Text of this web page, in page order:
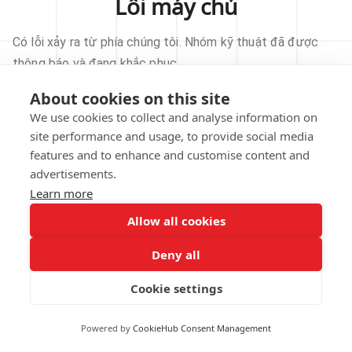
About cookies on this site
We use cookies to collect and analyse information on
site performance and usage, to provide social media
features and to enhance and customise content and
advertisements.
Learn more
Allow all cookies
Deny all
Cookie settings
Powered by CookieHub Consent Management
Lỗi máy chủ
Có lỗi xảy ra từ phía chúng tôi. Nhóm kỹ thuật đã được
thông báo và đang khắc phục.
THỬ LẠI
VỀ TRANG CHỦ
notified.